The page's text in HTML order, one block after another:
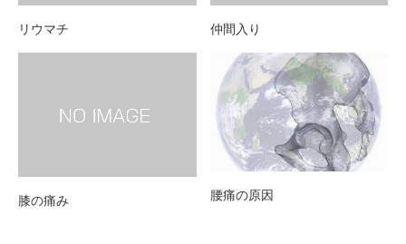
リウマチ 仲間入り
膝の痛み 腰痛の原因